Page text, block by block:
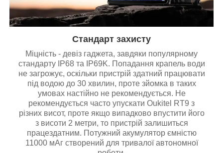
Стандарт захисту
Міцність - девіз гаджета, завдяки популярному
стандарту IP68 та IP69K. Попадання крапель води
не загрожує, оскільки пристрій здатний працювати
під водою до 30 хвилин, проте зйомка в таких
умовах настійно не рекомендується. Не
рекомендується часто упускати Oukitel RT9 з
різних висот, проте якщо випадково впустити його
з висоти 2 метри, то пристрій залишиться
працездатним. Потужний акумулятор ємністю
11000 мАг створений для тривалої автономної